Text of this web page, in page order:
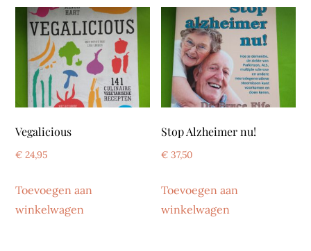
Vegalicious
€ 24,95
Toevoegen aan
winkelwagen
Stop Alzheimer nu!
€ 37,50
Toevoegen aan
winkelwagen